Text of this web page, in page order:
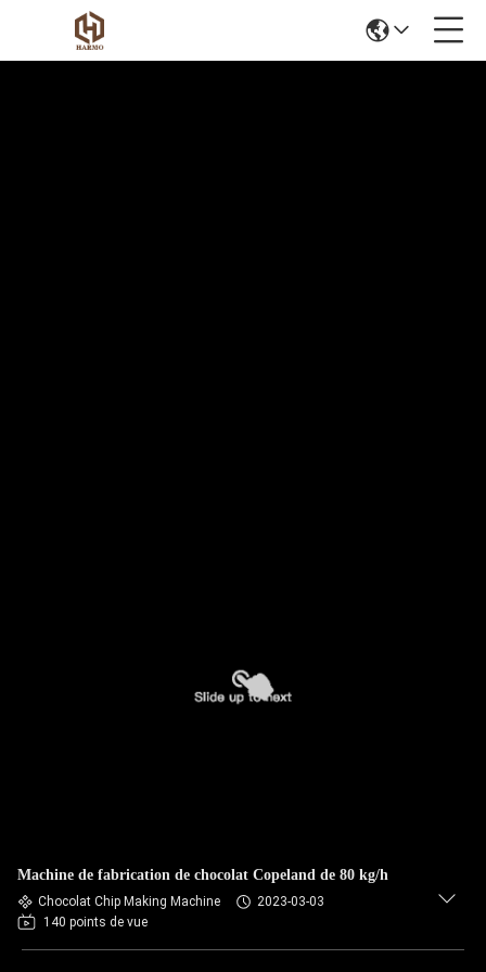
Machine de fabrication de chocolat Copeland de 80 kg/h
Chocolat Chip Making Machine
2023-03-03
140 points de vue